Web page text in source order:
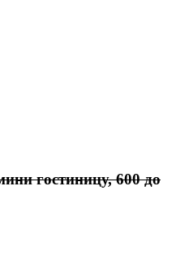
гостиницу, 600 до